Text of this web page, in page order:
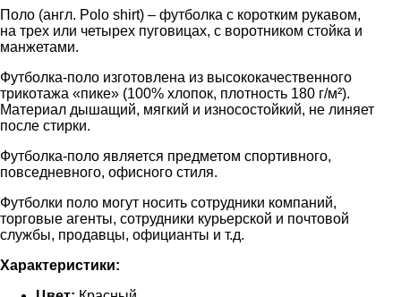
Поло (англ. Polo shirt) – футболка с коротким рукавом,
на трех или четырех пуговицах, с воротником стойка и
манжетами.
Футболка-поло изготовлена из высококачественного
трикотажа «пике» (100% хлопок, плотность 180 г/м²).
Материал дышащий, мягкий и износостойкий, не линяет
после стирки.
Футболка-поло является предметом спортивного,
повседневного, офисного стиля.
Футболки поло могут носить сотрудники компаний,
торговые агенты, сотрудники курьерской и почтовой
службы, продавцы, официанты и т.д.
Характеристики: